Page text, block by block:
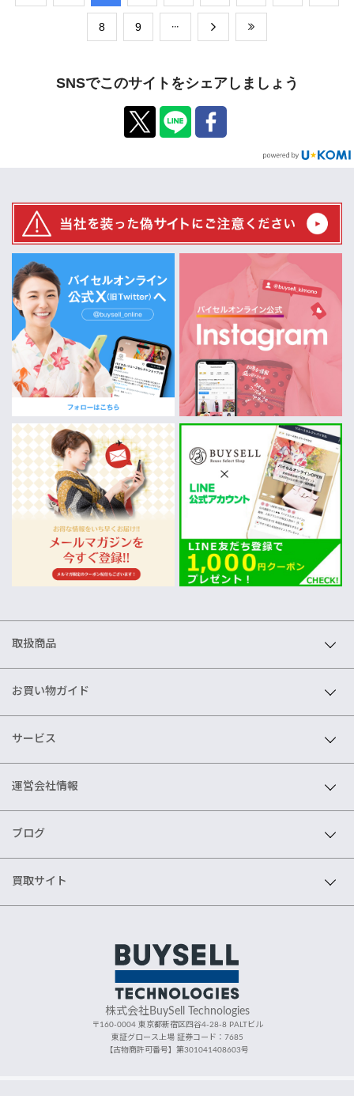
​8 ​9
SNSでこのサイトをシェアしましょう
取扱商品
お買い物ガイド
サービス
運営会社情報
ブログ
買取サイト
株式会社BuySell Technologies
〒160-0004 東京都新宿区四谷4-28-8 PALTビル
東証グロース上場 証券コード：7685
【古物商許可番号】第301041408603号